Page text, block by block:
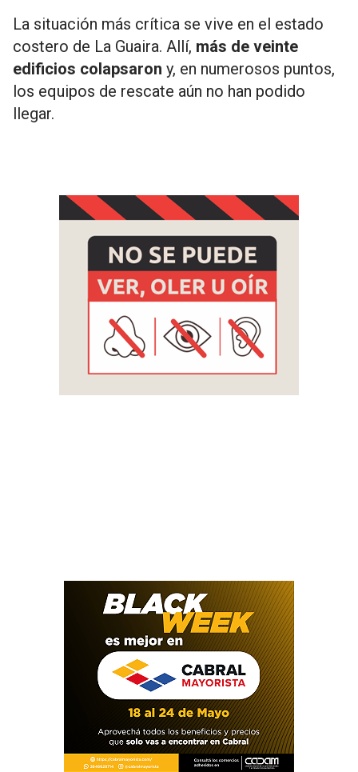
La situación más crítica se vive en el estado
costero de La Guaira. Allí, más de veinte
edificios colapsaron y, en numerosos puntos,
los equipos de rescate aún no han podido
llegar.